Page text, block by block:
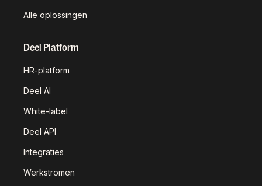
Alle oplossingen
Deel Platform
HR-platform
Deel AI
White-label
Deel API
Integraties
Werkstromen